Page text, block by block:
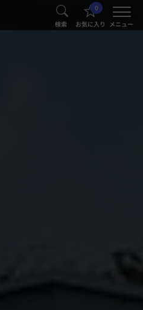
検索
0
お気に入り メニュー
®